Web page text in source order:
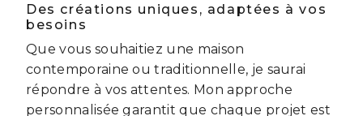
Des créations uniques, adaptées à vos
besoins
Que vous souhaitiez une maison
contemporaine ou traditionnelle, je saurai
répondre à vos attentes. Mon approche
personnalisée garantit que chaque projet est